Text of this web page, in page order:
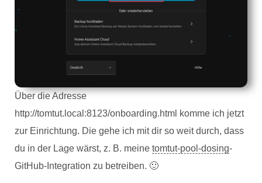
Über die Adresse
http://tomtut.local:8123/onboarding.html komme ich jetzt
zur Einrichtung. Die gehe ich mit dir so weit durch, dass
du in der Lage wärst, z. B. meine tomtut-pool-dosing-
GitHub-Integration zu betreiben. 🙂